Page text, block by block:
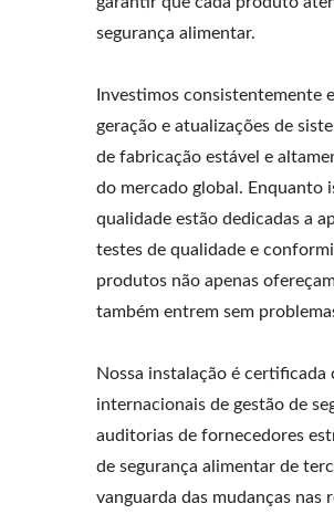
segurança alimentar.
Investimos consistentemente
geração e atualizações de
de fabricação estável e
do mercado global. Enquanto
qualidade estão dedicadas a
testes de qualidade e
produtos não apenas
também entrem sem
Nossa instalação é certificada
internacionais de gestão de
auditorias de fornecedores
de segurança alimentar de
vanguarda das mudanças nas